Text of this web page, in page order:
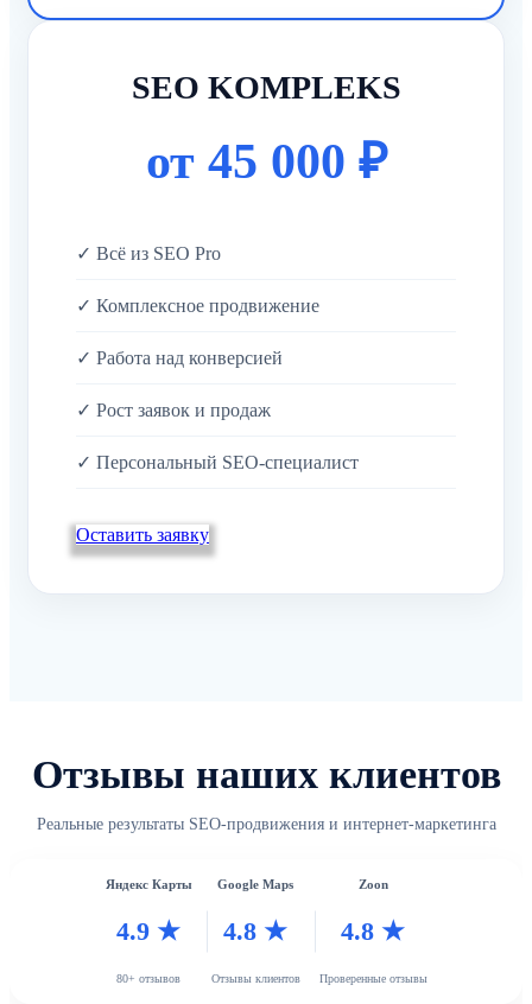
SEO KOMPLEKS
от 45 000 ₽
✓ Всё из SEO Pro
✓ Комплексное продвижение
✓ Работа над конверсией
✓ Рост заявок и продаж
✓ Персональный SEO-специалист
Оставить заявку
Отзывы наших клиентов
Реальные результаты SEO-продвижения и интернет-маркетинга
Яндекс Карты
4.9 ★
80+ отзывов
Google Maps
4.8 ★
Отзывы клиентов
Zoon
4.8 ★
Проверенные отзывы